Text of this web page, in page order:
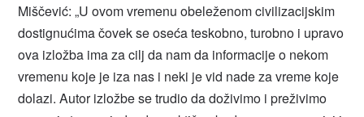
Miščević: „U ovom vremenu obeleženom civilizacijskim
dostignućima čovek se oseća teskobno, turobno i upravo
ova izložba ima za cilj da nam da informacije o nekom
vremenu koje je iza nas i neki je vid nade za vreme koje
dolazi. Autor izložbe se trudio da doživimo i preživimo